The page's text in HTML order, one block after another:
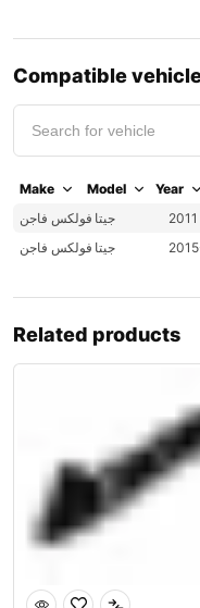
Compatible
Make Model Year
فولكس فاجن جيتا
فولكس فاجن جيتا
Related products